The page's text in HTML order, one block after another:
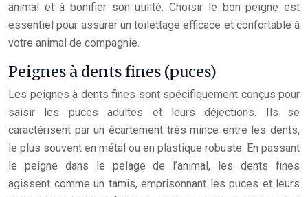
animal et à bonifier son utilité. Choisir le bon peigne est
essentiel pour assurer un toilettage efficace et confortable à
votre animal de compagnie.
Peignes à dents fines (puces)
Les peignes à dents fines sont spécifiquement conçus pour
saisir les puces adultes et leurs déjections. Ils se
caractérisent par un écartement très mince entre les dents,
le plus souvent en métal ou en plastique robuste. En passant
le peigne dans le pelage de l’animal, les dents fines
agissent comme un tamis, emprisonnant les puces et leurs